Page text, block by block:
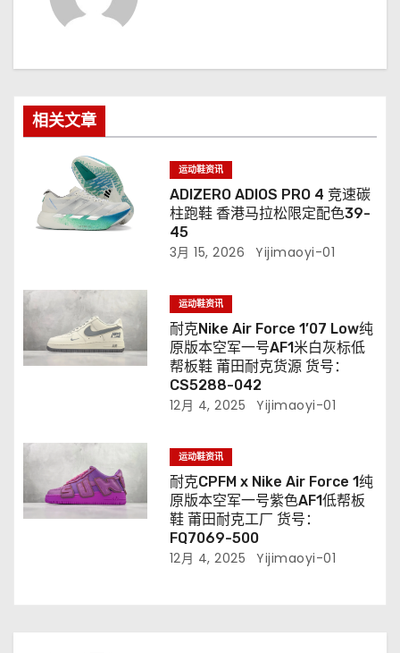
相关文章
运动鞋资讯
ADIZERO ADIOS PRO 4 竞速碳
柱跑鞋 香港马拉松限定配色39-
45
3月 15, 2026 Yijimaoyi-01
运动鞋资讯
耐克Nike Air Force 1’07 Low纯
原版本空军一号AF1米白灰标低
帮板鞋 莆田耐克货源 货号：
CS5288-042
12月 4, 2025 Yijimaoyi-01
运动鞋资讯
耐克CPFM x Nike Air Force 1纯
原版本空军一号紫色AF1低帮板
鞋 莆田耐克工厂 货号：
FQ7069-500
12月 4, 2025 Yijimaoyi-01